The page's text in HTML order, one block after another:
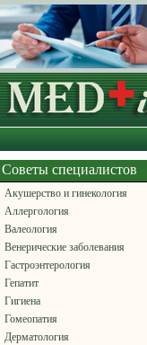
Советы специалистов
Акушерство и гинекология
Аллергология
Валеология
Венерические заболевания
Гастроэнтерология
Гепатит
Гигиена
Гомеопатия
Дерматология